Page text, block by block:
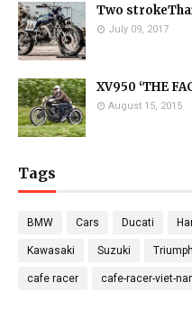
Two
July 09, 2017
XV950 ‘THE
August 15, 2015
Tags
BMW Cars Ducati
Kawasaki Suzuki Triumph
cafe racer cafe-racer-viet-